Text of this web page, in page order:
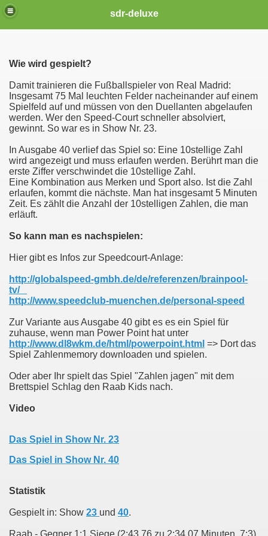
sdr-deluxe
Wie wird gespielt?
Damit trainieren die Fußballspieler von Real Madrid:
Insgesamt 75 Mal leuchten Felder nacheinander auf einem
Spielfeld auf und müssen von den Duellanten abgelaufen
werden. Wer den Speed-Court schneller absolviert,
gewinnt. So war es in Show Nr. 23.
In Ausgabe 40 verlief das Spiel so: Eine 10stellige Zahl
wird angezeigt und muss erlaufen werden. Berührt man die
erste Ziffer verschwindet die 10stellige Zahl.
Eine Kombination aus Merken und Sport also. Ist die Zahl
erlaufen, kommt die nächste. Man hat insgesamt 5 Minuten
Zeit. Es zählt die Anzahl der 10stelligen Zahlen, die man
erläuft.
So kann man es nachspielen:
Hier gibt es Infos zur Speedcourt-Anlage:
http://globalspeed-gmbh.de/de/referenzen/brainpool-
tv/
http://www.speedclub-muenchen.de/personal-speed
Zur Variante aus Ausgabe 40 gibt es es ein Spiel für
zuhause, wenn man Power Point hat unter
http://www.dl8wkm.de/html/powerpoint.html => Dort das
Spiel Zahlenmemory downloaden und spielen.
Oder aber Ihr spielt das Spiel "Zahlen jagen" mit dem
Brettspiel Schlag den Raab Kids nach.
Video
Das Spiel in Show Nr. 23
Das Spiel in Show Nr. 40
Statistik
Gespielt in: Show 23 und 40.
Raab - Gegner 1:1 Siege (2:43,76 zu 2:34,07 Minuten, 7:3)